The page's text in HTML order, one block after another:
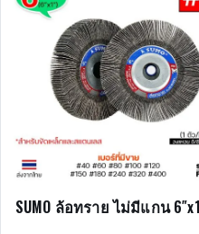
SUMO ล้อทราย ไม่มีแกน